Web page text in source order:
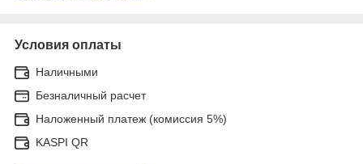
Условия оплаты
Наличными
Безналичный расчет
Наложенный платеж (комиссия 5%)
KASPI QR